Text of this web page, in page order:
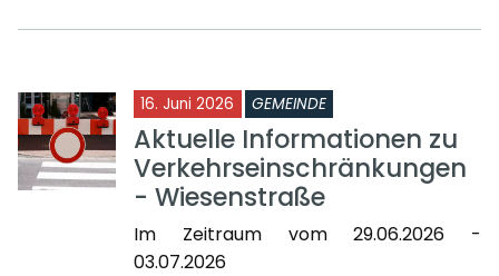
16. Juni 2026 GEMEINDE
Aktuelle Informationen zu
Verkehrseinschränkungen
- Wiesenstraße
Im Zeitraum vom 29.06.2026 -
03.07.2026